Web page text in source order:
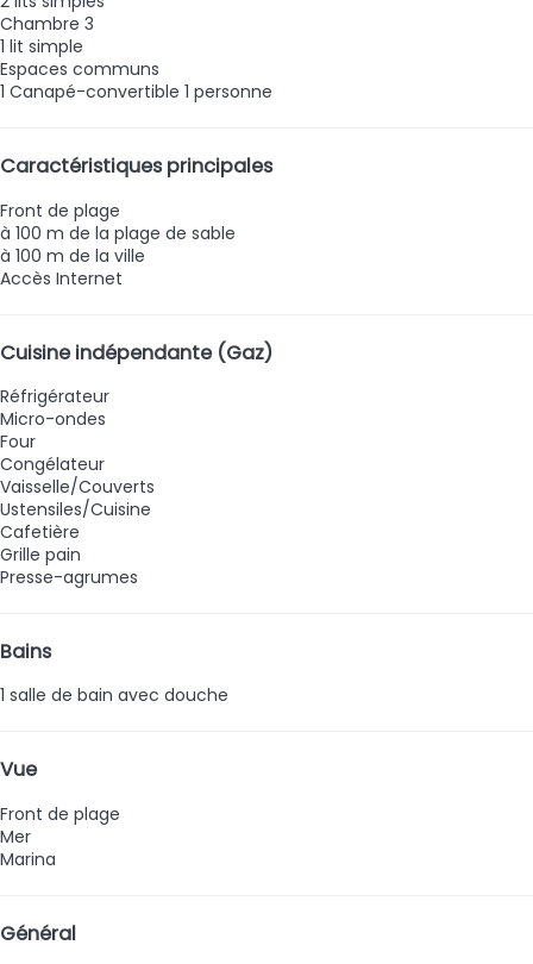
Chambre 3
1 lit simple
Espaces communs
1 Canapé-convertible 1 personne
Caractéristiques principales
Front de plage
à 100 m de la plage de sable
à 100 m de la ville
Accès Internet
Cuisine indépendante (Gaz)
Réfrigérateur
Micro-ondes
Four
Congélateur
Vaisselle/Couverts
Ustensiles/Cuisine
Cafetière
Grille pain
Presse-agrumes
Bains
1 salle de bain avec douche
Vue
Front de plage
Mer
Marina
Général